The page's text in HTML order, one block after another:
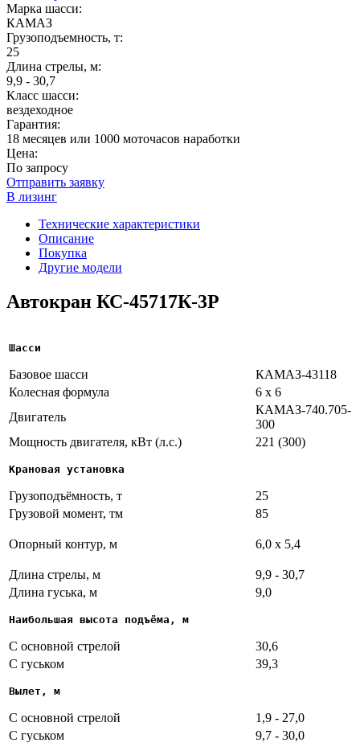
Марка шасси:
КАМАЗ
Грузоподъемность, т:
25
Длина стрелы, м:
9,9 - 30,7
Класс шасси:
вездеходное
Гарантия:
18 месяцев или 1000 моточасов наработки
Цена:
По запросу
Отправить заявку
В лизинг
Технические характеристики
Описание
Покупка
Другие модели
Автокран КС-45717К-3Р
Шасси
Базовое шасси
КАМАЗ-43118
Колесная формула
6 х 6
Двигатель
КАМАЗ-740.705-
300
Мощность двигателя, кВт (л.с.)
221 (300)
Крановая установка
Грузоподъёмность, т
25
Грузовой момент, тм
85
Опорный контур, м 6,0 х 5,4
Длина стрелы, м
9,9 - 30,7
Длина гуська, м
9,0
Наибольшая высота подъёма, м
С основной стрелой
30,6
С гуськом
39,3
Вылет, м
С основной стрелой
1,9 - 27,0
С гуськом
9,7 - 30,0